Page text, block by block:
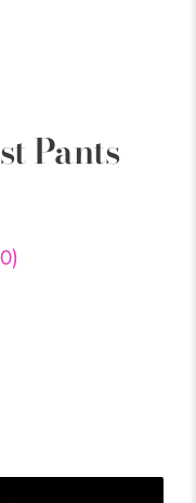
Pants
)